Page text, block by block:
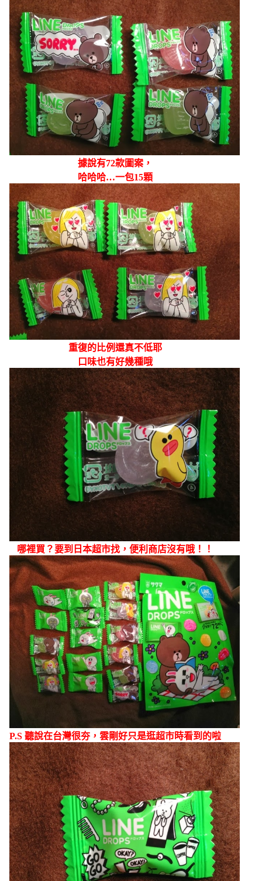
據說有72款圖案，
哈哈哈…一包15顆
重復的比例還真不低耶
口味也有好幾種哦
哪裡買？要到日本超市找，便利商店沒有哦！！
P.S 聽說在台灣很夯，雲剛好只是逛超市時看到的啦